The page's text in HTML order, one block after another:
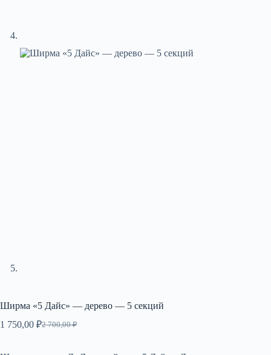
Ширма «5 Дайс» — дерево — 5 секций
2 700,00₽
Первоначальная
1 750,00 ₽
Текущая